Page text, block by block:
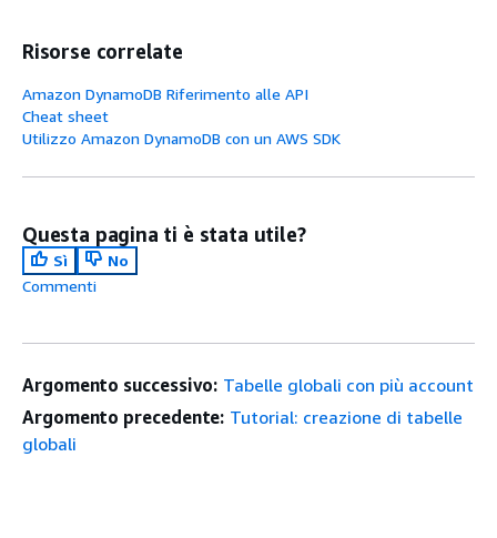
Risorse correlate
Amazon DynamoDB Riferimento alle API
Cheat sheet
Utilizzo Amazon DynamoDB con un AWS SDK
Questa pagina ti è stata utile?
Sì
No
Commenti
Argomento successivo: Tabelle globali con più account
Argomento precedente: Tutorial: creazione di tabelle
globali